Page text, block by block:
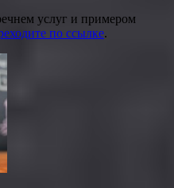
услуг и примером
по ссылке.